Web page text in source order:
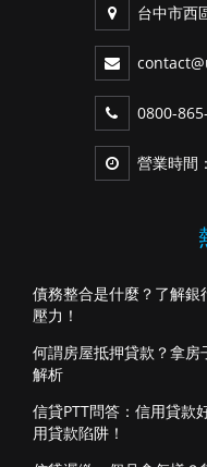
台中市西
0800-
營業時間
債務整合是什麼？了解
壓力！
何謂房屋抵押貸款？拿
解析
信貸PTT問答：信用貸款
用貸款陷阱！